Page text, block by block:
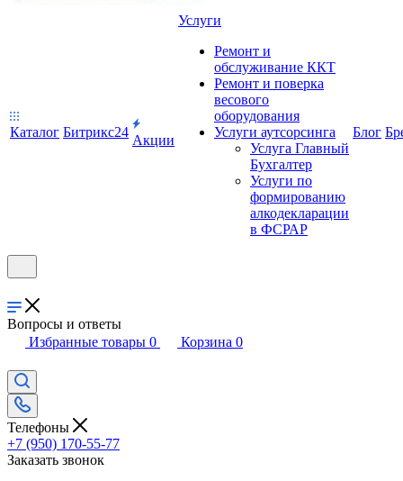
Каталог Битрикс24
Акции
Услуги
Ремонт и
обслуживание ККТ
Ремонт и поверка
весового
оборудования
Услуги аутсорсинга
Услуга Главный
Бухгалтер
Услуги по
формированию
алкодекларации
в ФСРАР
Блог
Вопросы и ответы
Избранные товары 0 Корзина 0
Телефоны
+7 (950) 170-55-77
Заказать звонок